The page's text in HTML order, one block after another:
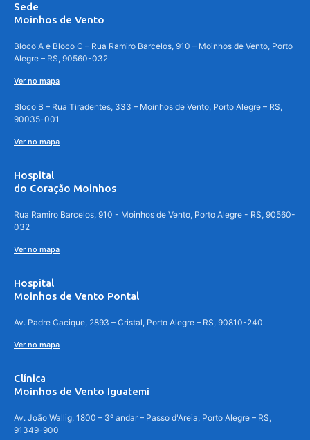
Sede
Moinhos de Vento
Bloco A e Bloco C – Rua Ramiro Barcelos, 910 – Moinhos de Vento, Porto
Alegre – RS, 90560-032
Ver no mapa
Bloco B – Rua Tiradentes, 333 – Moinhos de Vento, Porto Alegre – RS,
90035-001
Ver no mapa
Hospital
do Coração Moinhos
Rua Ramiro Barcelos, 910 - Moinhos de Vento, Porto Alegre - RS, 90560-
032
Ver no mapa
Hospital
Moinhos de Vento Pontal
Av. Padre Cacique, 2893 – Cristal, Porto Alegre – RS, 90810-240
Ver no mapa
Clínica
Moinhos de Vento Iguatemi
Av. João Wallig, 1800 – 3º andar – Passo d'Areia, Porto Alegre – RS,
91349-900